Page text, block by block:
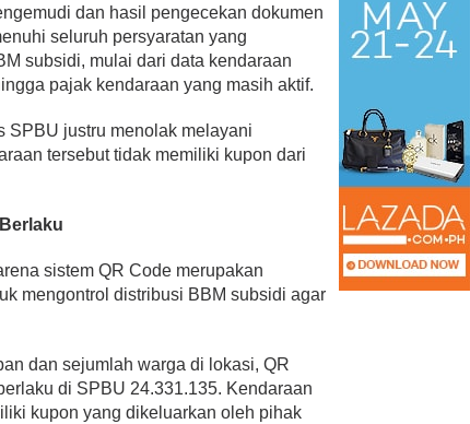
dan hasil pengecekan dokumen
seluruh persyaratan yang
subsidi, mulai dari data kendaraan
pajak kendaraan yang masih aktif.
SPBU justru menolak melayani
tersebut tidak memiliki kupon dari
sistem QR Code merupakan
mengontrol distribusi BBM subsidi agar
dan sejumlah warga di lokasi, QR
di SPBU 24.331.135. Kendaraan
kupon yang dikeluarkan oleh pihak